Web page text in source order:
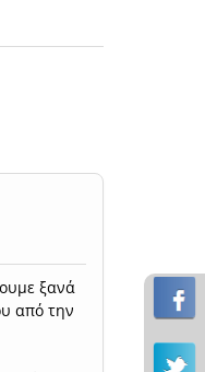
ξανά
από την